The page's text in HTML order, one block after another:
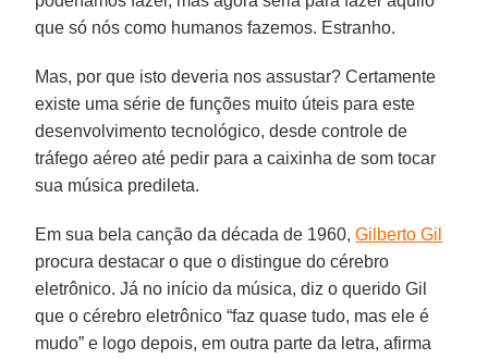
que só nós como humanos fazemos. Estranho.
Mas, por que isto deveria nos assustar? Certamente
existe uma série de funções muito úteis para este
desenvolvimento tecnológico, desde controle de
tráfego aéreo até pedir para a caixinha de som tocar
sua música predileta.
Em sua bela canção da década de 1960,Gilberto Gil
procura destacar o que o distingue do cérebro
eletrônico. Já no início da música, diz o querido Gil
que o cérebro eletrônico “faz quase tudo, mas ele é
mudo” e logo depois, em outra parte da letra, afirma